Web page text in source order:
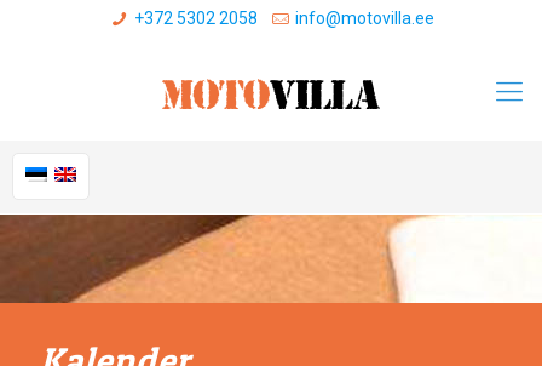
+372 5302 2058 info@motovilla.ee